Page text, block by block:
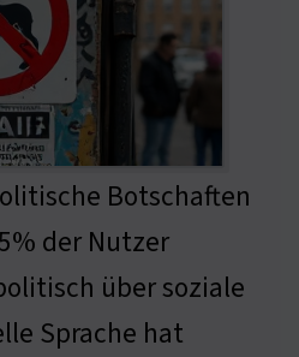
Botschaften
der Nutzer
über soziale
Sprache hat